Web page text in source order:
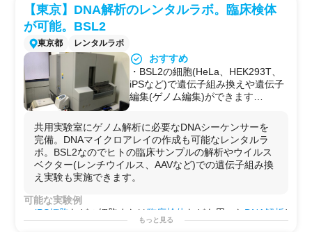
託前の検証実験にも対応
・機器持ち込み可（100V電源）・
対応
ノム解析
）
・遺伝子発現解析
・臨床検体
・SARS-CoV-2等の病原体
細胞培養実験 安全キャビネット
PCR産物 の 品質確認 （QCツール使用）
用途例
・製薬企業・バイオ系スタートアップが、自社ラボ整備
前の早期フェーズでPCR
保したい場合
・自社研究室 では対応できないBSL2レベルの検体（臨床
由来サンプル等）を扱う実験を民間施設でスポット実施
したい場合
・感染症関連の受託検査を立ち上げる企業が、試験導入
前のプロセス検証（ バリデーション
・遺伝子解析
Ion Genexus-S2を使ったシーケンシングをスポット利用
したい場合
【東京】DNA解析のレンタルラボ。臨床検体
が可能。BSL2
東京都 レンタルラボ
おすすめ
・BSL2の細胞(HeLa、HEK293T、
iPSなど)で遺伝子組み換えや遺伝子
編集(ゲノム編集)ができます
ポートも可能
・ウイルスベクターの構築から調
製、導入までのDNAワークができま
す
・臨床検体を用いたゲノム解析や
DNAマイクロアレイの作製も可能
精製も可能
共用実験室にゲノム解析に必要なDNAシーケンサーを
完備。DNAマイクロアレイの作成も可能なレンタルラ
ボ。BSL2なのでヒトの臨床サンプルの解析やウイルス
ベクター(レンチウイルス、AAVなど)での遺伝子組み換
え実験も実施できます。
可能な実験例
iPS細胞 などの細胞または臨床検体 などを用いた DNA解析/
の他、汎用的な分子生物学
もっと見る